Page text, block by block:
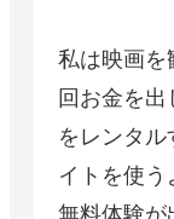
私は映画を
回お金を
をレンタ
イトを使う
無料体験が